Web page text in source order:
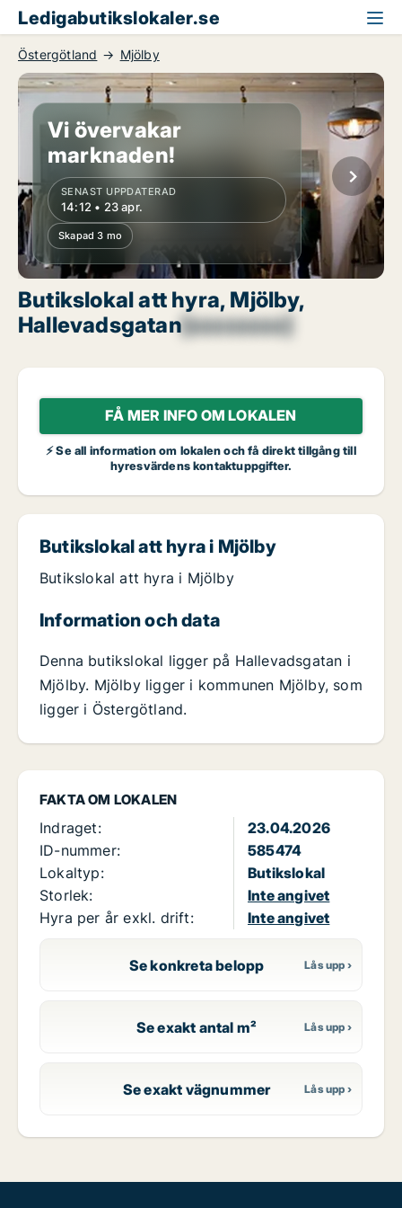
Ledigabutikslokaler.se
Östergötland Mjölby
Vi övervakar
marknaden!
SENAST UPPDATERAD
14:12 • 23 apr.
Skapad 3 mo
Butikslokal att hyra, Mjölby,
Hallevadsgatan[xxxxxxxx]
FÅ MER INFO OM LOKALEN
⚡ Se all information om lokalen och få direkt tillgång till
hyresvärdens kontaktuppgifter.
FAKTA OM LOKALEN
Indraget:
23.04.2026
ID-nummer:
585474
Lokaltyp:
Butikslokal
Storlek:
Inte angivet
Hyra per år exkl. drift:
Inte angivet
Se konkreta belopp
Se exakt antal m²
Se exakt vägnummer
Butikslokal att hyra i Mjölby
Butikslokal att hyra i Mjölby
Information och data
Denna butikslokal ligger på Hallevadsgatan i
Mjölby. Mjölby ligger i kommunen Mjölby, som
ligger i Östergötland.